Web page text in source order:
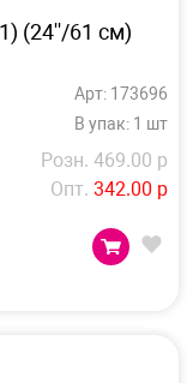
(24''/61 см)
Арт: 173696
В упак: 1 шт
Розн. 469.00 р
Опт. 342.00 р